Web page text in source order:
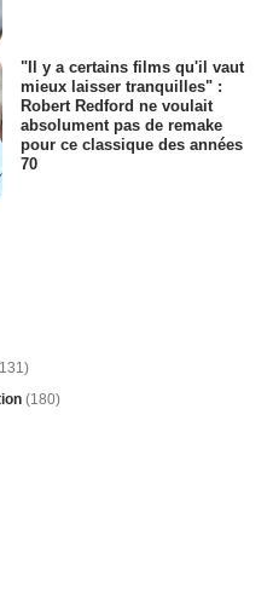
"Il y a certains films qu'il vaut
mieux laisser tranquilles" :
Robert Redford ne voulait
absolument pas de remake
pour ce classique des années
70
(180)